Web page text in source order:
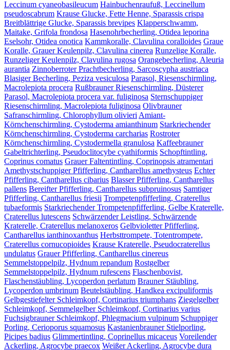
Leccinum cyaneobasileucum Hainbuchenraufuß, Leccinellum
pseudoscabrum Krause Glucke, Fette Henne, Sparassis crispa
Breitblättrige Glucke, Sparassis brevipes Klapperschwamm,
Maitake, Grifola frondosa Hasenohrbecherling, Otidea leporina
Eselsohr, Otidea onotica Kammkoralle, Clavulina coralloides Graue
Koralle, Grauer Keulenpilz, Clavulina cinerea Runzelige Koralle,
Runzeliger Keulenpilz, Clavulina rugosa Orangebecherling, Aleuria
aurantia Zinnoberroter Prachtbecherling, Sarcoscypha austriaca
Blasiger Becherling, Peziza vesiculosa Parasol, Riesenschirmling,
Macrolepiota procera Rußbrauner Riesenschirmling, Düsterer
Parasol, Macrolepiota procera var. fuliginosa Sternschuppiger
Riesenschirmling, Macrolepiota fuliginosa Olivbrauner
Safranschirmling, Chlorophyllum olivieriAmiant-
Körnchenschirmling, Cystoderma amianthinum Starkriechender
Körnchenschirmling, Cystoderma carcharias Rostroter
Körnchenschirmling, Cystodermella granulosa Kaffeebrauner
Gabeltrichterling, Pseudoclitocybe cyathiformis Schopftintling,
Coprinus comatus Grauer Faltentintling, Coprinopsis atramentari
Amethystschuppiger Pfifferling, Cantharellus amethysteus Echter
Pfifferling, Cantharellus cibarius Blasser Pfifferling, Cantharellus
pallens Bereifter Pfifferling, Cantharellus subpruinosus Samtiger
Pfifferling, Cantharellus friesii Trompetenpfifferling, Craterellus
tubaeformis Starkriechender Trompetenpfifferling, Gelbe Kraterelle,
Craterellus lutescens Schwärzender Leistling, Schwärzende
Kraterelle, Craterellus melanoxeros Gelbvioletter Pfifferling,
Cantharellus ianthinoxanthus Herbsttrompete, Totentrompete,
Craterellus cornucopioides Krause Kraterelle, Pseudocraterellus
undulatus Grauer Pfifferling, Cantharellus cinereus
Semmelstoppelpilz, Hydnum repandum Rostgelber
Semmelstoppelpilz, Hydnum rufescens Flaschenbovist,
Flaschenstäubling, Lycoperdon perlatum Brauner Stäubling,
Lycoperdon umbrinum Beutelstäubling, Handkea excipuliformis
Gelbgestiefelter Schleimkopf, Cortinarius triumphans Ziegelgelber
Schleimkopf, Semmelgelber Schleimkopf, Cortinarius varius
Fuchsigbrauner Schleimkopf, Phlegmacium vulpinum Schuppiger
Porling, Cerioporus squamosus Kastanienbrauner Stielporling,
Picipes badius Glimmertintling, Coprinellus micaceus Voreilender
Ackerling, Agrocybe praecox Weißer Ackerling, Agrocybe dura